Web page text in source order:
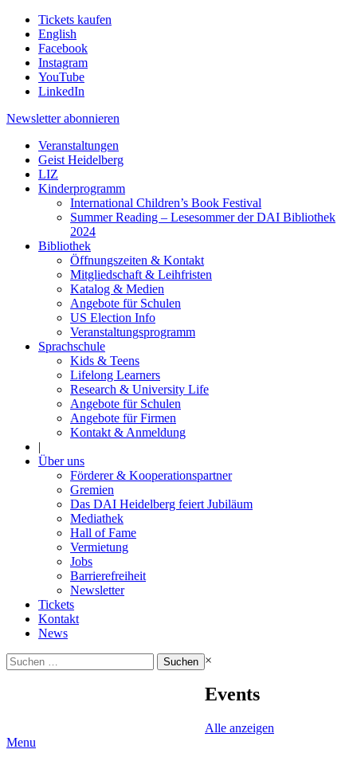
Tickets kaufen
English
Facebook
Instagram
YouTube
LinkedIn
Newsletter abonnieren
Veranstaltungen
Geist Heidelberg
LIZ
Kinderprogramm
International Children’s Book Festival
Summer Reading – Lesesommer der DAI Bibliothek
2024
Bibliothek
Öffnungszeiten & Kontakt
Mitgliedschaft & Leihfristen
Katalog & Medien
Angebote für Schulen
US Election Info
Veranstaltungsprogramm
Sprachschule
Kids & Teens
Lifelong Learners
Research & University Life
Angebote für Schulen
Angebote für Firmen
Kontakt & Anmeldung
|
Über uns
Förderer & Kooperationspartner
Gremien
Das DAI Heidelberg feiert Jubiläum
Mediathek
Hall of Fame
Vermietung
Jobs
Barrierefreiheit
Newsletter
Tickets
Kontakt
News
Suchen
nach:
×
Events
Alle anzeigen
Menu